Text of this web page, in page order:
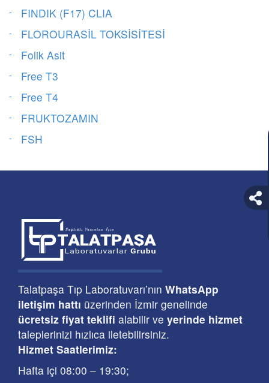
FINDIK (F17) CLIA
FLOROURASİL TOKSİSİTESİ
Folik Asit
Free T3
Free T4
FRUKTOZAMIN
FSH
Talatpaşa Tıp Laboratuvarı’nın WhatsApp
iletişim hattı üzerinden İzmir genelinde
ücretsiz fiyat teklifi alabilir ve yerinde hizmet
taleplerinizi hızlıca iletebilirsiniz.
Hizmet Saatlerimiz:
Hafta içi 08:00 – 19:30;